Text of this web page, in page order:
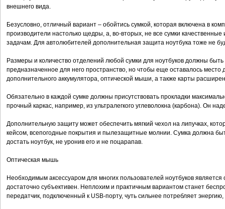
внешнего вида.
Безусловно, отличный вариант – обойтись сумкой, которая включена в
производители настолько щедры, а, во-вторых, не все сумки
задачам. Для автолюбителей дополнительная защита ноутбука тоже не
Размеры и количество отделений любой сумки для ноутбуков должны
предназначенное для него пространство, но чтобы еще оставалось
дополнительного аккумулятора, оптической мыши, а также карты
Обязательно в каждой сумке должны присутствовать прокладки
прочный каркас, например, из ультралегкого углеволокна (карбона). Он
Дополнительную защиту может обеспечить мягкий чехол на липучках,
кейсом, всепогодные покрытия и пылезащитные молнии. Сумка должна
достать ноутбук, не уронив его и не поцарапав.
Оптическая мышь
Необходимым аксессуаром для многих пользователей ноутбуков
достаточно субъективен. Неплохим и практичным вариантом станет
передатчик, подключенный к USB-порту, чуть сильнее потребляет